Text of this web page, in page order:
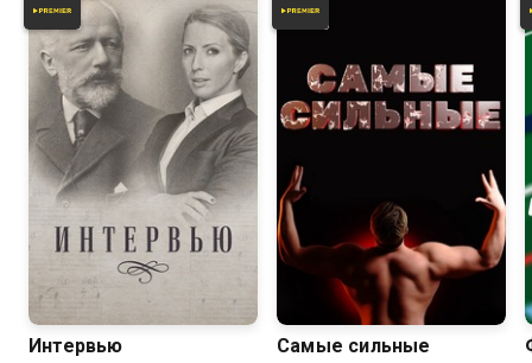
Интервью Самые сильные